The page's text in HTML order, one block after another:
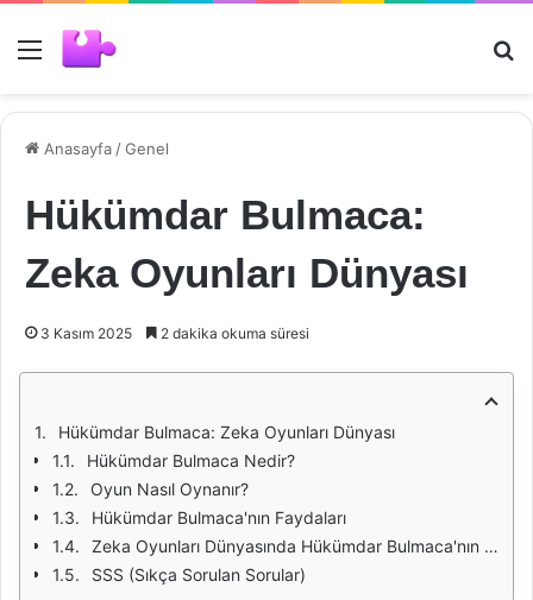
Menü
Anasayfa /Genel
Hükümdar Bulmaca:
Zeka Oyunları Dünyası
3 Kasım 2025 2 dakika okuma süresi
Hükümdar Bulmaca: Zeka Oyunları Dünyası
Hükümdar Bulmaca Nedir?
Oyun Nasıl Oynanır?
Hükümdar Bulmaca'nın Faydaları
Zeka Oyunları Dünyasında Hükümdar Bulmaca'nın Yeri
SSS (Sıkça Sorulan Sorular)